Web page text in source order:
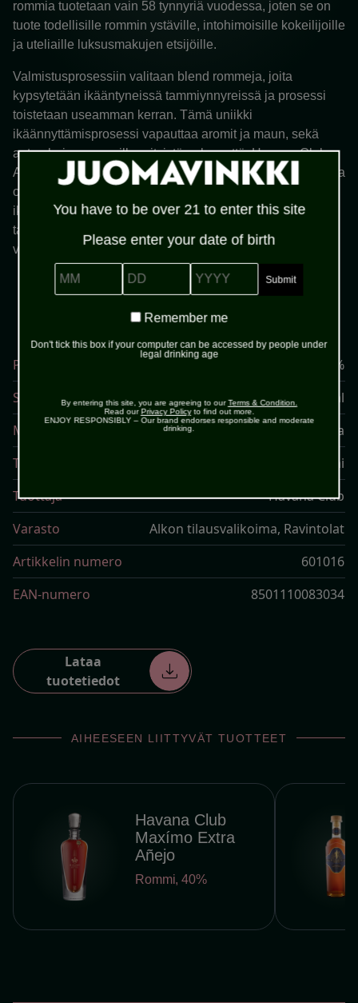
rommia tuotetaan vain 58 tynnyriä vuodessa, joten se on
tuote todellisille rommin ystäville, intohimoisille kokeilijoille
ja uteliaille luksusmakujen etsijöille.
Valmistusprosessiin valitaan blend rommeja, joita
kypsytetään ikääntyneissä tammiynnyreissä ja prosessi
toistetaan useamman kerran. Tämä uniikki
ikäännyttämisprosessi vapauttaa aromit ja maun, sekä
antaa huippurommille erityistä pehmeyttä. Havana Club
Añejo 15 Años omaa ilmiömäisen hedelmäisen maun, joka
on saatu Havana Clubille ominaisella luonnollisella
ikäännyttämismenetelmällä.Nimi “Añejo 15 Años”
tarkoittaa, että viimeinen blend on kypsynyt vähintään 15
vuoden ajan.
Prosentti
40%
Sokeri
4.00 g/100 ml
Maa
Kuuba
Tuote
Rommi
Tuottaja
Havana Club
Varasto
Alkon tilausvalikoima, Ravintolat
Artikkelin numero
601016
EAN-numero
8501110083034
Lataa
tuotetiedot
download
AIHEESEEN LIITTYVÄT TUOTTEET
Havana Club
Maxímo Extra
Añejo
Rommi, 40%
You have to be over 21 to enter this site
Please enter your date of birth
MM DD YYYY
Remember
Remember me
Don't tick this box if your computer can be accessed by people under
legal drinking age
By entering this site, you are agreeing to ourTerms & Condition.
Read our Privacy Policyto find out more.
ENJOY RESPONSIBLY – Our brand endorses responsible and moderate
drinking.